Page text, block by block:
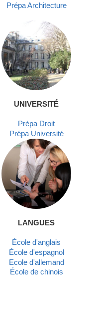
Prépa Architecture
UNIVERSITÉ
Prépa Droit
Prépa Université
LANGUES
École d'anglais
École d'espagnol
Ecole d'allemand
École de chinois